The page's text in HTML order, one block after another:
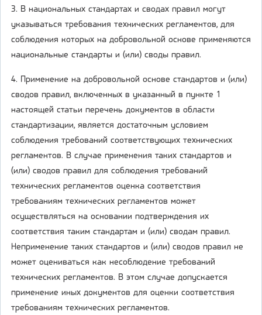
3. В национальных стандартах и сводах правил могут
указываться требования технических регламентов, для
соблюдения которых на добровольной основе применяются
национальные стандарты и (или) своды правил.
4. Применение на добровольной основе стандартов и (или)
сводов правил, включенных в указанный в пункте 1
настоящей статьи перечень документов в области
стандартизации, является достаточным условием
соблюдения требований соответствующих технических
регламентов. В случае применения таких стандартов и
(или) сводов правил для соблюдения требований
технических регламентов оценка соответствия
требованиям технических регламентов может
осуществляться на основании подтверждения их
соответствия таким стандартам и (или) сводам правил.
Неприменение таких стандартов и (или) сводов правил не
может оцениваться как несоблюдение требований
технических регламентов. В этом случае допускается
применение иных документов для оценки соответствия
требованиям технических регламентов.